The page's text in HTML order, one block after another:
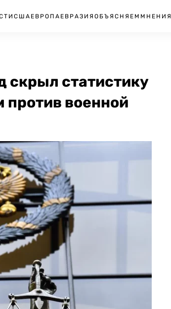
США ЕВРОПА ЕВРАЗИЯ ОБЪЯСНЯЕМ МНЕНИЯ
скрыл статистику
против военной